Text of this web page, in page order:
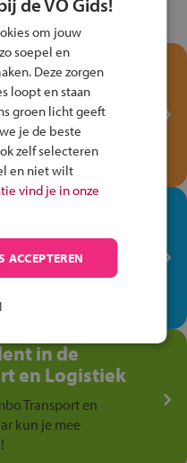
met het
Veilig Verkeersspel
fiets!
ben je op je
vmbo jouw talent
waar elke dag
in de
en Logistiek
Transport en
kun je mee
om jouw
soepel en
Deze zorgen
loopt en staan
groen licht geeft
je de beste
zelf selecteren
en niet wilt
vind je in onze
ACCEPTEREN